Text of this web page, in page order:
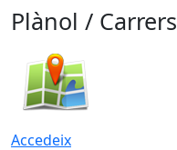
Plànol / Carrers
Accedeix